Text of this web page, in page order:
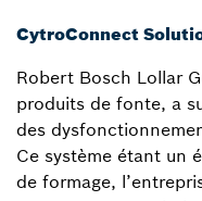
CytroConnect
Robert Bosch Lollar
produits de fonte, a
des
Ce système étant un
de formage,